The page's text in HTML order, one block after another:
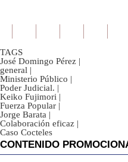
TAGS
José Domingo Pérez |
general |
Ministerio Público |
Poder Judicial. |
Keiko Fujimori |
Fuerza Popular |
Jorge Barata |
Colaboración eficaz |
Caso Cocteles